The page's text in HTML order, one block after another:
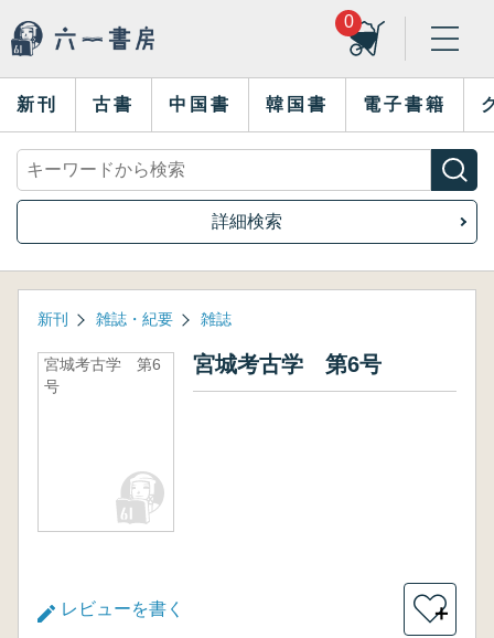
0
新刊 古書 中国書 韓国書 電子書籍
詳細検索
新刊 雑誌・紀要 雑誌
宮城考古学 第6
号
宮城考古学 第6号
レビューを書く ＋